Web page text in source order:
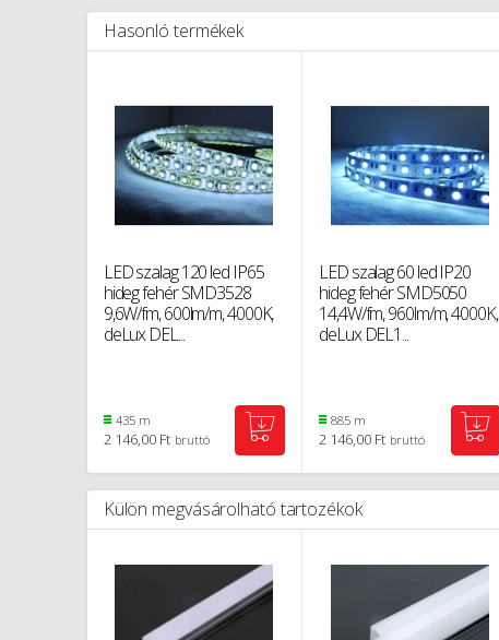
Hasonló termékek
LED szalag 120 led IP65
hideg fehér SMD3528
9,6W/fm, 600lm/m, 4000K,
deLux DEL...
435 m
2 146,00 Ft bruttó
LED szalag 60 led IP20
hideg fehér SMD5050
14,4W/fm, 960lm/m, 4000K,
deLux DEL1...
885 m
2 146,00 Ft bruttó
Külön megvásárolható tartozékok